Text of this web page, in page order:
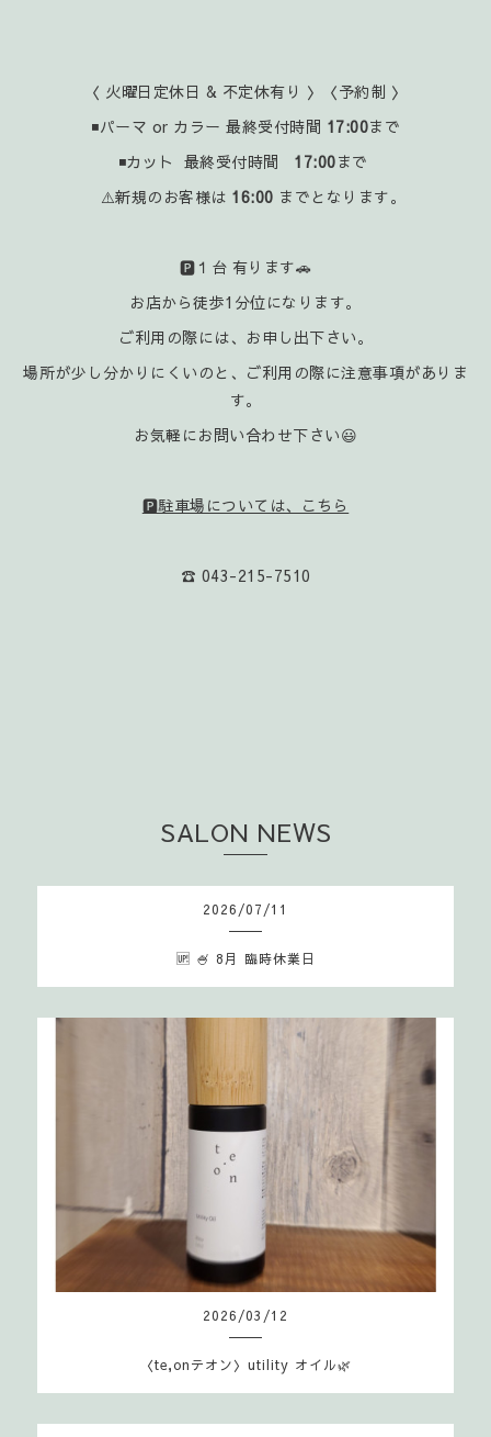
〈 火曜日定休日 & 不定休有り 〉〈予約制 〉
◾パーマ or カラー 最終受付時間 17:00まで
◾カット 最終受付時間 17:00まで
⚠️新規のお客様は 16:00 までとなります。
🅿️１台 有ります🚗
お店から徒歩1分位になります。
ご利用の際には、お申し出下さい。
場所が少し分かりにくいのと、ご利用の際に注意事項がありま
す。
お気軽にお問い合わせ下さい😃
🅿️駐車場については、こちら
☎️ 043-215-7510
SALON NEWS
2026/07/11
🆙 🍧 8月 臨時休業日
2026/03 /12
〈te,onテオン〉utility オイル🌿